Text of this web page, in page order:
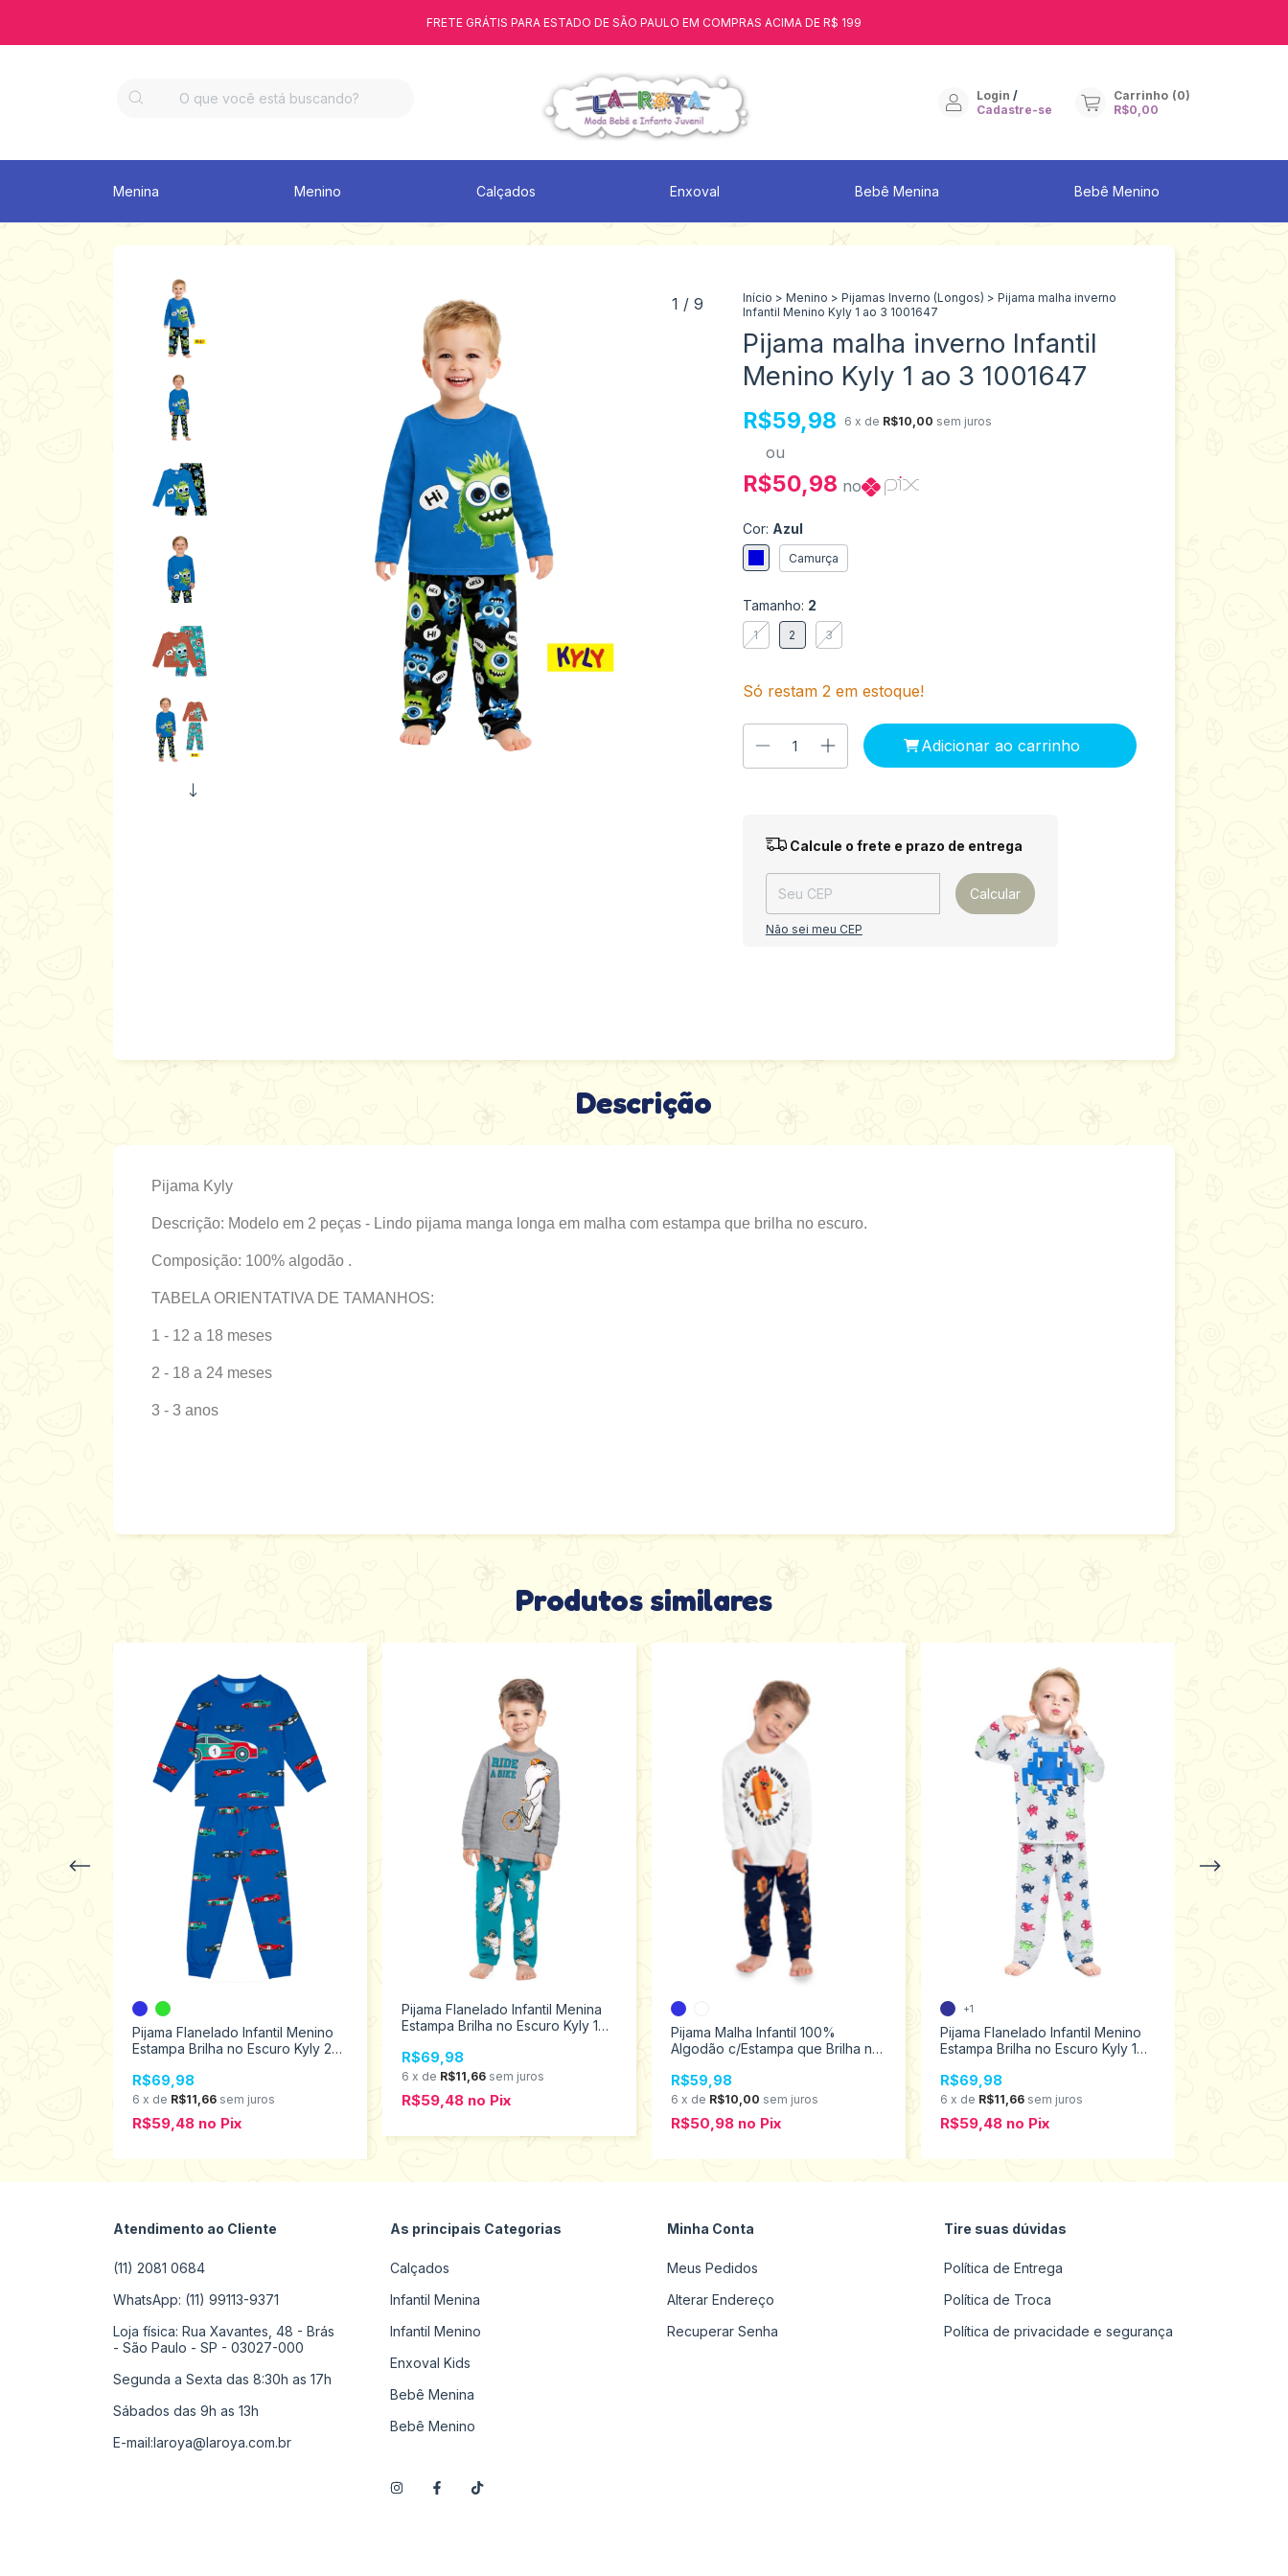
FRETE GRÁTIS PARA ESTADO DE SÃO PAULO EM COMPRAS ACIMA DE R$ 199
Login /
Cadastre-se
Carrinho (0)
R$0,00
Menina Menino Calçados Enxoval Bebê Menina Bebê Menino
1 / 9 Início > Menino > Pijamas Inverno (Longos) > Pijama malha inverno
Infantil Menino Kyly 1 ao 3 1001647
Pijama malha inverno Infantil
Menino Kyly 1 ao 3 1001647
R$59,98 6 x de R$10,00 sem juros
ou
R$50,98 no
Cor: Azul
Camurça
Tamanho: 2
1 2 3
Só restam 2em estoque!
Entregas para o CEP: Alterar CEP
Calcule o frete e prazo de entrega
Calcular
Não sei meu CEP
Descrição
Pijama Kyly
Descrição: Modelo em 2 peças - Lindo pijama manga longa em malha com estampa que brilha no escuro.
Composição: 100% algodão .
TABELA ORIENTATIVA DE TAMANHOS:
1 - 12 a 18 meses
2 - 18 a 24 meses
3 - 3 anos
Produtos similares
Pijama Flanelado Infantil Menino
Estampa Brilha no Escuro Kyly 2
R$69,98
6 x de R$11,66 sem juros
R$59,48 no Pix
Pijama Flanelado Infantil Menina
Estampa Brilha no Escuro Kyly 1
R$69,98
6 x de R$11,66 sem juros
R$59,48 no Pix
Pijama Malha Infantil 100%
Algodão c/Estampa que Brilha no
R$59,98
6 x de R$10,00 sem juros
R$50,98 no Pix
Pijama Flanelado Infantil Menino
Estampa Brilha no Escuro Kyly 1
R$69,98
6 x de R$11,66 sem juros
R$59,48 no Pix
+1
Atendimento ao Cliente
(11) 2081 0684
WhatsApp: (11) 99113-9371
Loja física: Rua Xavantes, 48 - Brás
- São Paulo - SP - 03027-000
Segunda a Sexta das 8:30h as 17h
Sábados das 9h as 13h
E-mail:laroya@laroya.com.br
As principais Categorias
Calçados
Infantil Menina
Infantil Menino
Enxoval Kids
Bebê Menina
Bebê Menino
Minha Conta
Meus Pedidos
Alterar Endereço
Recuperar Senha
Tire suas dúvidas
Política de Entrega
Política de Troca
Política de privacidade e segurança